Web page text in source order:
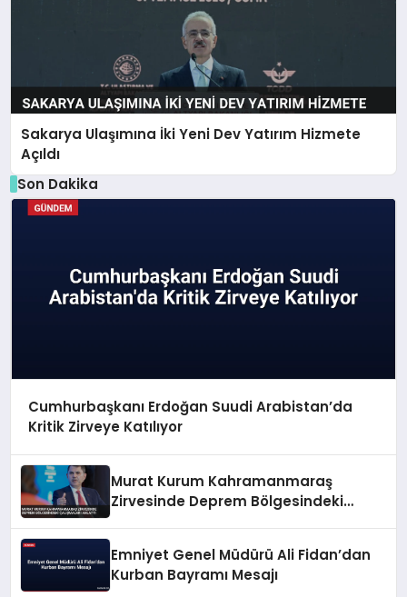
Sakarya Ulaşımına İki Yeni Dev Yatırım Hizmete
Açıldı
Son Dakika
Cumhurbaşkanı Erdoğan Suudi Arabistan’da
Kritik Zirveye Katılıyor
Murat Kurum Kahramanmaraş
Zirvesinde Deprem Bölgesindeki
Emniyet Genel Müdürü Ali Fidan’dan
Kurban Bayramı Mesajı